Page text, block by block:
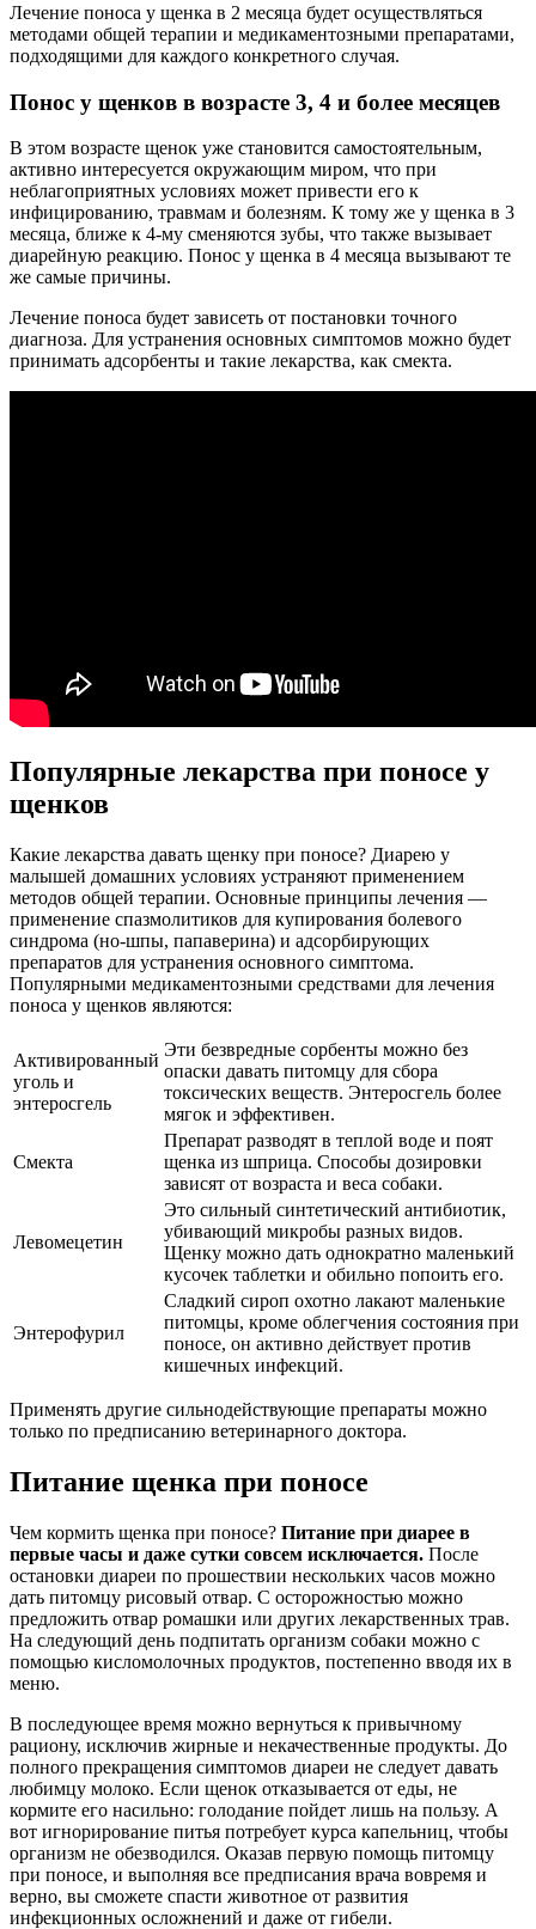
Лечение поноса у щенка в 2 месяца будет осуществляться
методами общей терапии и медикаментозными препаратами,
подходящими для каждого конкретного случая.
Понос у щенков в возрасте 3, 4 и более месяцев
В этом возрасте щенок уже становится самостоятельным,
активно интересуется окружающим миром, что при
неблагоприятных условиях может привести его к
инфицированию, травмам и болезням. К тому же у щенка в 3
месяца, ближе к 4-му сменяются зубы, что также вызывает
диарейную реакцию. Понос у щенка в 4 месяца вызывают те
же самые причины.
Лечение поноса будет зависеть от постановки точного
диагноза. Для устранения основных симптомов можно будет
принимать адсорбенты и такие лекарства, как смекта.
Популярные лекарства при поносе у
щенков
Какие лекарства давать щенку при поносе? Диарею у
малышей домашних условиях устраняют применением
методов общей терапии. Основные принципы лечения —
применение спазмолитиков для купирования болевого
синдрома (но-шпы, папаверина) и адсорбирующих
препаратов для устранения основного симптома.
Популярными медикаментозными средствами для лечения
поноса у щенков являются:
Активированный
уголь и
энтеросгель
Эти безвредные сорбенты можно без
опаски давать питомцу для сбора
токсических веществ. Энтеросгель более
мягок и эффективен.
Смекта
Препарат разводят в теплой воде и поят
щенка из шприца. Способы дозировки
зависят от возраста и веса собаки.
Левомецетин
Это сильный синтетический антибиотик,
убивающий микробы разных видов.
Щенку можно дать однократно маленький
кусочек таблетки и обильно попоить его.
Энтерофурил
Сладкий сироп охотно лакают маленькие
питомцы, кроме облегчения состояния при
поносе, он активно действует против
кишечных инфекций.
Применять другие сильнодействующие препараты можно
только по предписанию ветеринарного доктора.
Питание щенка при поносе
Чем кормить щенка при поносе? Питание при диарее в
первые часы и даже сутки совсем исключается. После
остановки диареи по прошествии нескольких часов можно
дать питомцу рисовый отвар. С осторожностью можно
предложить отвар ромашки или других лекарственных трав.
На следующий день подпитать организм собаки можно с
помощью кисломолочных продуктов, постепенно вводя их в
меню.
В последующее время можно вернуться к привычному
рациону, исключив жирные и некачественные продукты. До
полного прекращения симптомов диареи не следует давать
любимцу молоко. Если щенок отказывается от еды, не
кормите его насильно: голодание пойдет лишь на пользу. А
вот игнорирование питья потребует курса капельниц, чтобы
организм не обезводился. Оказав первую помощь питомцу
при поносе, и выполняя все предписания врача вовремя и
верно, вы сможете спасти животное от развития
инфекционных осложнений и даже от гибели.